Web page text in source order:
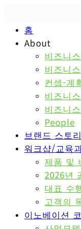
홈
About
비즈니
비즈니
컨셉-계
비즈니
비즈니
People
브랜드 스토리
워크샵/교육
제품 및
2026년
대표 수
고객의
이노베이션